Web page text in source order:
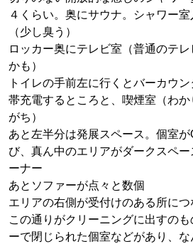
４くらい。奥にサウナ。シャワー
（少し臭う）
ロッカー奥にテレビ室（普通のテ
かも）
トイレの手前左に行くとバーカウ
帯充電するところと、喫煙室（わ
がち）
あと左半分は発展スペース。個室
び、真ん中のエリアがダークスペ
ーナー
あとソファーが点々と数個
エリアの右側が受付けのある所に
この通りがクリーニングに出すの
ーで閉じられた個室などがあり、